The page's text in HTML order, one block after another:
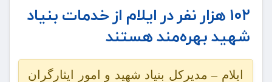
۱۰۲ هزار نفر در ایلام از خدمات بنیاد
شهید بهره‌مند هستند
ایلام – مدیرکل بنیاد شهید و امور ایثارگران